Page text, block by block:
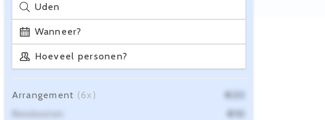
Uden
Wanneer?
Hoeveel personen?
Arrangement (6x)
€20
Reiskosten
€10